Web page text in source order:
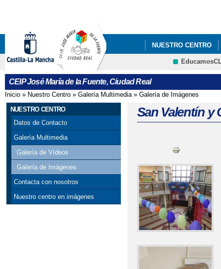
NUESTRO CENTRO
CEIP José María de la Fuente, Ciudad Real
Se encuentra usted aquí
Inicio » Nuestro Centro » Galería Multimedia» Galería de Imágenes
NUESTRO CENTRO
Datos de Contacto
Galería Multimedia
Galería de Vídeos
Galería de Imágenes
Contacta con nosotros
Nuestro centro en imágenes
San Valentín y